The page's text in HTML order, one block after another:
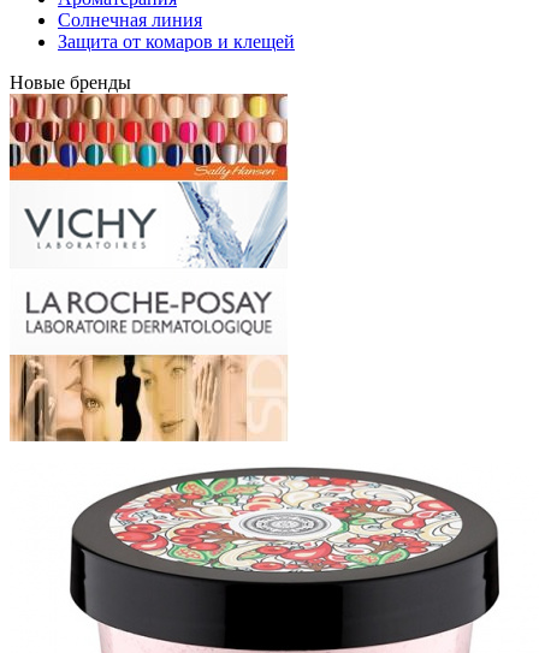
Солнечная линия
Защита от комаров и клещей
Новые бренды